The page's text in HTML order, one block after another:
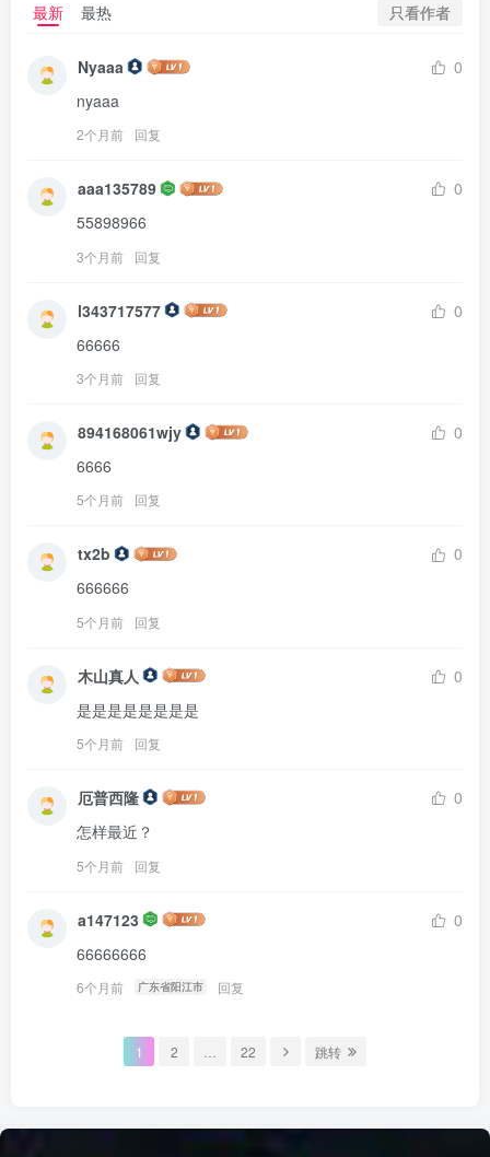
最新 最热 只看作者
Nyaaa
0
nyaaa
2个月前 回复
aaa135789
0
55898966
3个月前 回复
l343717577
0
66666
3个月前 回复
894168061wjy
0
6666
5个月前 回复
tx2b
0
666666
5个月前 回复
木山真人
0
是是是是是是是是
5个月前 回复
厄普西隆
0
怎样最近？
5个月前 回复
a147123
0
66666666
6个月前 广东省阳江市 回复
1 2 22 跳转